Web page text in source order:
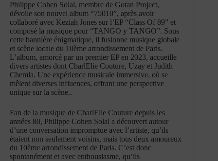
Philippe Cohen Solal, membre de Gotan Project,
dévoile son nouvel album “75010”, après avoir
collaboré avec Keziah Jones sur l’EP “Class Of 89” et
composé la musique pour “TANGO y TANGO”. Sous
cette bannière énigmatique, il fusionne musique globale
et scène locale du 10ème arrondissement de Paris.
L’album, amorcé par un premier EP en 2023, accueille
divers artistes dont CharlElie Couture, Uzay et Judith
Chemla. Une expérience musicale immersive, où se
mêlent diverses influences, offrant une perspective
unique sur la scène..
Fan de la musique de CharlElie Couture depuis les
années 80, Philippe Cohen Solal a découvert autour
d’une conversation impromptue avec l’artiste, qu’ils
étaient non seulement voisins, mais tous deux amoureux
du 10ème arrondissement de Paris. C’est donc
spontanément et avec enthousiasme, qu’ils